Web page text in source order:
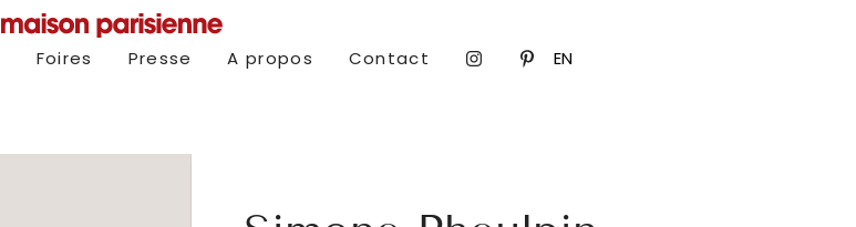
Foires Presse A propos Contact EN